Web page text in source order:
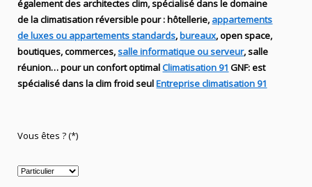
également des architectes clim,spécialisé dans le domaine
de laclimatisation réversiblepour : hôtellerie, appartements
de luxes ou appartements standards,bureaux, open space,
boutiques, commerces,salle informatique ou serveur, salle
réunion… pour un confort optimalClimatisation 91 GNF:est
spécialisédans la climfroid seulEntreprise climatisation 91
Vous êtes ? (*)